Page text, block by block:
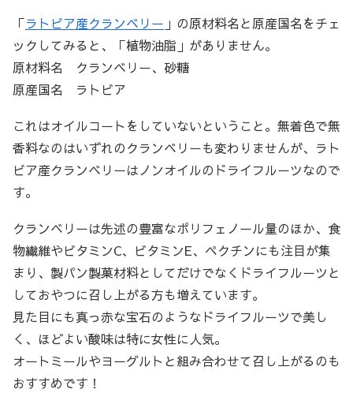
「ラトビア産クランベリー 」の原材料名と原産国名をチェ
ックしてみると、「植物油脂」がありません。
原材料名 クランベリー、砂糖
原産国名 ラトビア
これはオイルコートをしていないということ。無着色で無
香料なのはいずれのクランベリーも変わりませんが、ラト
ビア産クランベリーはノンオイルのドライフルーツなので
す。
クランベリーは先述の豊富なポリフェノール量のほか、食
物繊維やビタミンC、ビタミンE、ペクチンにも注目が集
まり、製パン製菓材料としてだけでなくドライフルーツと
しておやつに召し上がる方も増えています。
見た目にも真っ赤な宝石のようなドライフルーツで美し
く、ほどよい酸味は特に女性に人気。
オートミールやヨーグルトと組み合わせて召し上がるのも
おすすめです！